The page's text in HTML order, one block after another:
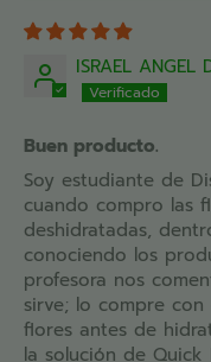
ISRAEL ANGEL
Buen producto.
Soy estudiante de
cuando compro las
deshidratadas,
conociendo los
profesora nos
sirve; lo compre
flores antes de
la solución de